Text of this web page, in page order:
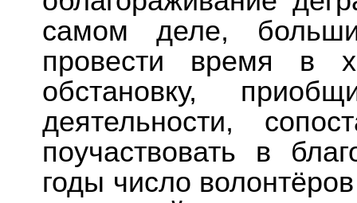
самом деле,
провести время в
обстановку,
деятельности,
поучаствовать в
годы число